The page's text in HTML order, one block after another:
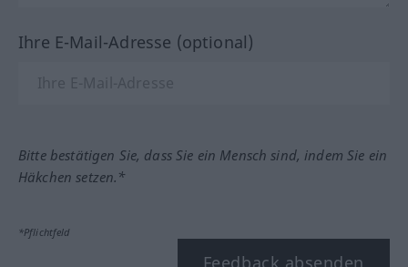
Ihre E-Mail-Adresse (optional)
Bitte bestätigen Sie, dass Sie ein Mensch sind, indem Sie ein
Häkchen setzen.*
*Pflichtfeld
Feedback absenden